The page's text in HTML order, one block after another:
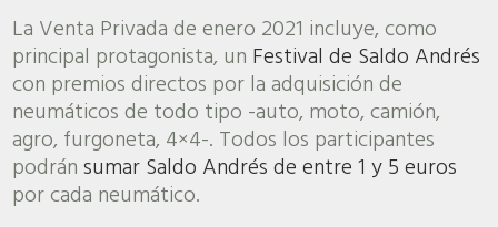
La Venta Privada de enero 2021 incluye, como
principal protagonista, un Festival de Saldo Andrés
con premios directos por la adquisición de
neumáticos de todo tipo -auto, moto, camión,
agro, furgoneta, 4×4-. Todos los participantes
podránsumar Saldo Andrés de entre 1 y 5 euros
por cada neumático.